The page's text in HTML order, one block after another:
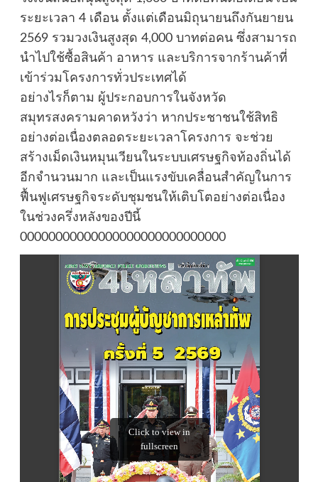
ระยะเวลา 4 เดือน ตั้งแต่เดือนมิถุนายนถึงกันยายน
2569 รวมวงเงินสูงสุด 4,000 บาทต่อคน ซึ่งสามารถ
นำไปใช้ซื้อสินค้า อาหาร และบริการจากร้านค้าที่
เข้าร่วมโครงการทั่วประเทศได้
อย่างไรก็ตาม ผู้ประกอบการในจังหวัด
สมุทรสงครามคาดหวังว่า หากประชาชนใช้สิทธิ
อย่างต่อเนื่องตลอดระยะเวลาโครงการ จะช่วย
สร้างเม็ดเงินหมุนเวียนในระบบเศรษฐกิจท้องถิ่นได้
อีกจำนวนมาก และเป็นแรงขับเคลื่อนสำคัญในการ
ฟื้นฟูเศรษฐกิจระดับชุมชนให้เติบโตอย่างต่อเนื่อง
ในช่วงครึ่งหลังของปีนี้
00000000000000000000000000000